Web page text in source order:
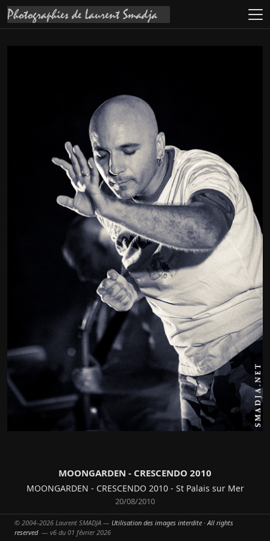
reportage - 2010 festival crescendo
MOONGARDEN - CRESCENDO 2010
MOONGARDEN - CRESCENDO 2010 - St Palais sur Mer
20/08/2010
© 2004–2026 Laurent SMADJA — Utilisation des images interdite · All rights
reserved— v6 du 01 février 2026